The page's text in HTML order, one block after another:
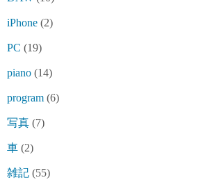
iPhone (2)
PC (19)
piano (14)
program (6)
写真 (7)
車 (2)
雑記 (55)